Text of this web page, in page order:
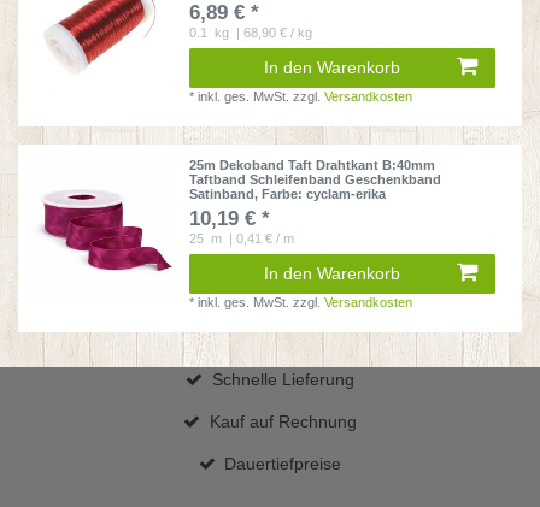
6,89 € *
0.1 kg | 68,90 € / kg
In den Warenkorb
*inkl. ges. MwSt. zzgl.Versandkosten
25m Dekoband Taft Drahtkant B:40mm
Taftband Schleifenband Geschenkband
Satinband, Farbe: cyclam-erika
10,19 € *
25 m | 0,41 € / m
In den Warenkorb
*inkl. ges. MwSt. zzgl.Versandkosten
Schnelle Lieferung
Kauf auf Rechnung
Dauertiefpreise